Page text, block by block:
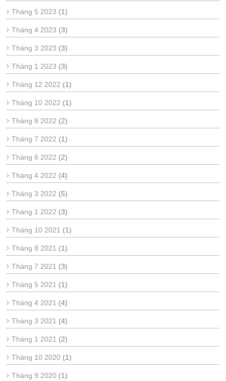
Tháng 5 2023 (1)
Tháng 4 2023 (3)
Tháng 3 2023 (3)
Tháng 1 2023 (3)
Tháng 12 2022 (1)
Tháng 10 2022 (1)
Tháng 8 2022 (2)
Tháng 7 2022 (1)
Tháng 6 2022 (2)
Tháng 4 2022 (4)
Tháng 3 2022 (5)
Tháng 1 2022 (3)
Tháng 10 2021 (1)
Tháng 8 2021 (1)
Tháng 7 2021 (3)
Tháng 5 2021 (1)
Tháng 4 2021 (4)
Tháng 3 2021 (4)
Tháng 1 2021 (2)
Tháng 10 2020 (1)
Tháng 9 2020 (1)